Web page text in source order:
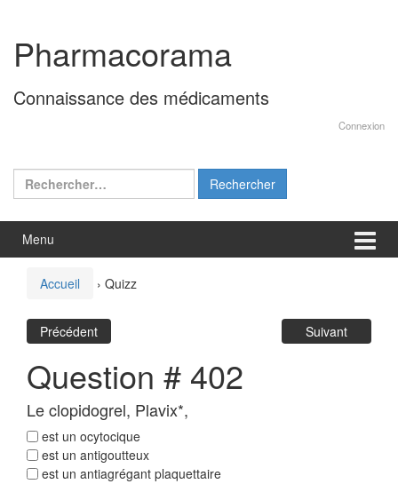
contenu
menu
principal
Pharmacorama
Connaissance des médicaments
Connexion
Rechercher :
Menu
Accueil › Quizz
Précédent Suivant
Question # 402
Le clopidogrel, Plavix*,
est un ocytocique
est un antigoutteux
est un antiagrégant plaquettaire